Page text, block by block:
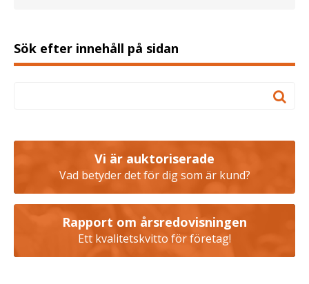
Sök efter innehåll på sidan
Vi är auktoriserade
Vad betyder det för dig som är kund?
Rapport om årsredovisningen
Ett kvalitetskvitto för företag!